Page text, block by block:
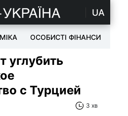
UA
ОСОБИСТІ ФІНАНСИ
углубить
с Турцией
3 хв